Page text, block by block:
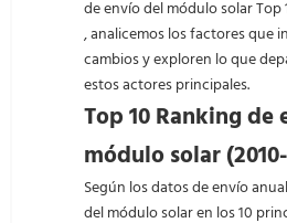
de envío del módulo solar Top
, analicemos los factores que
cambios y exploren lo que
estos actores principales.
Top 10 Ranking de
módulo solar
Según los datos de envío
del módulo solar en los 10